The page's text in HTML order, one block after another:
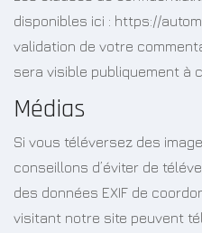
disponibles ici : https://
validation de votre
sera visible publiquement à
Médias
Si vous téléversez des
conseillons d’éviter de
des données EXIF de
visitant notre site peuvent